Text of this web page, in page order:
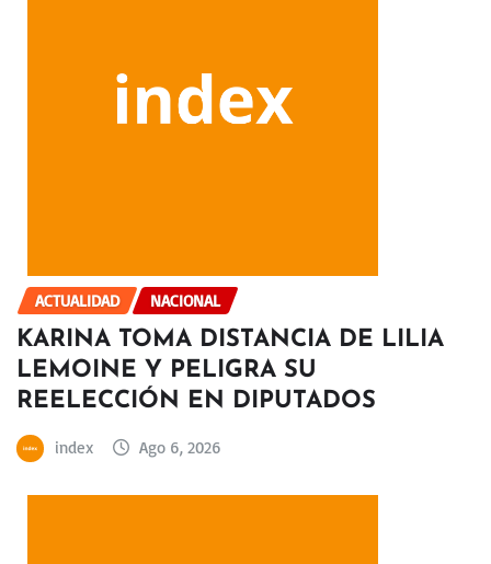
ACTUALIDAD NACIONAL
KARINA TOMA DISTANCIA DE LILIA
LEMOINE Y PELIGRA SU
REELECCIÓN EN DIPUTADOS
index Ago 6, 2026